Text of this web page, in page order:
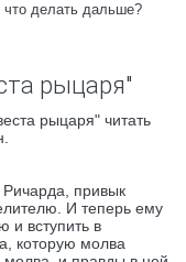
что делать дальше?
рыцаря"
рыцаря" читать
привык
И теперь ему
и вступить в
которую молва